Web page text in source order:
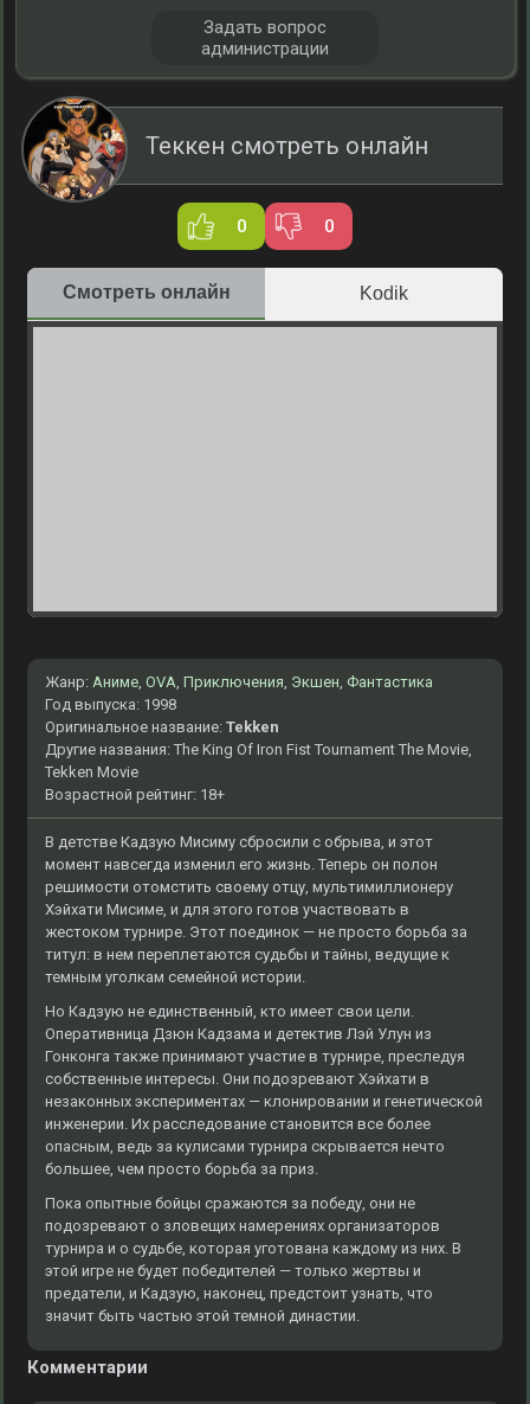
Теккен смотреть онлайн
0 0
Смотреть онлайн Kodik
Жанр: Аниме, OVA, Приключения, Экшен, Фантастика
Год выпуска: 1998
Оригинальное название: Tekken
Другие названия: The King Of Iron Fist Tournament The Movie,
Tekken Movie
Возрастной рейтинг: 18+
В детстве Кадзую Мисиму сбросили с обрыва, и этот
момент навсегда изменил его жизнь. Теперь он полон
решимости отомстить своему отцу, мультимиллионеру
Хэйхати Мисиме, и для этого готов участвовать в
жестоком турнире. Этот поединок — не просто борьба за
титул: в нем переплетаются судьбы и тайны, ведущие к
темным уголкам семейной истории.
Но Кадзую не единственный, кто имеет свои цели.
Оперативница Дзюн Кадзама и детектив Лэй Улун из
Гонконга также принимают участие в турнире, преследуя
собственные интересы. Они подозревают Хэйхати в
незаконных экспериментах — клонировании и генетической
инженерии. Их расследование становится все более
опасным, ведь за кулисами турнира скрывается нечто
большее, чем просто борьба за приз.
Пока опытные бойцы сражаются за победу, они не
подозревают о зловещих намерениях организаторов
турнира и о судьбе, которая уготована каждому из них. В
этой игре не будет победителей — только жертвы и
предатели, и Кадзую, наконец, предстоит узнать, что
значит быть частью этой темной династии.
Комментарии
Задать вопрос
администрации